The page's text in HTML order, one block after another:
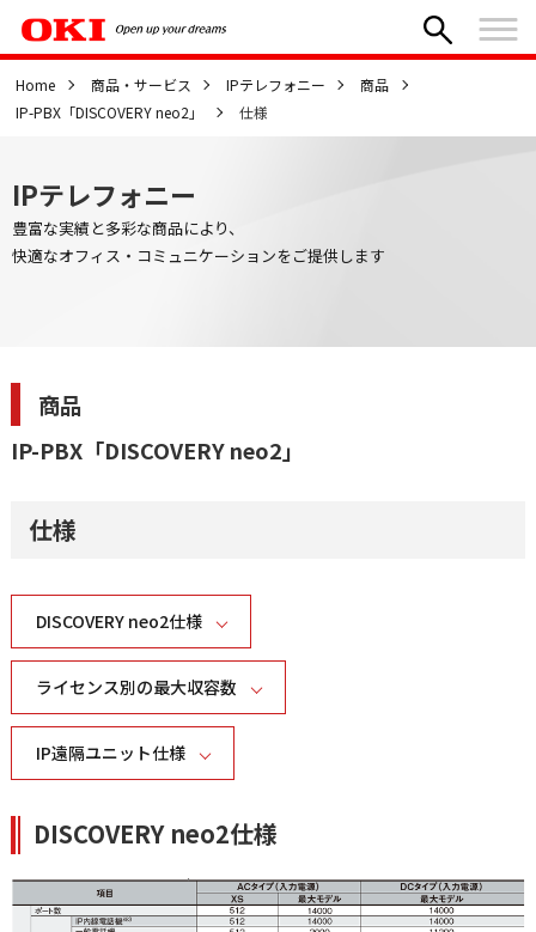
Home 商品・サービス IPテレフォニー
商品
IP-PBX「DISCOVERY neo2」
仕様
IPテレフォニー
豊富な実績と多彩な商品により、
快適なオフィス・コミュニケーションをご提供します
商品
IP-PBX「DISCOVERY neo2」
仕様
DISCOVERY neo2仕様
ライセンス別の最大収容数
IP遠隔ユニット仕様
DISCOVERY neo2仕様